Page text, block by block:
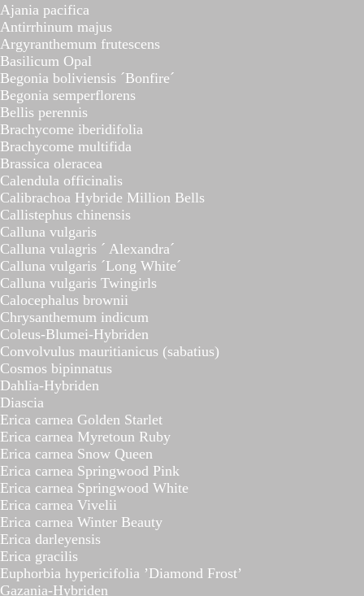
Ajania pacifica
Antirrhinum majus
Argyranthemum frutescens
Basilicum Opal
Begonia boliviensis ´Bonfire´
Begonia semperflorens
Bellis perennis
Brachycome iberidifolia
Brachycome multifida
Brassica oleracea
Calendula officinalis
Calibrachoa Hybride Million Bells
Callistephus chinensis
Calluna vulgaris
Calluna vulagris ´ Alexandra´
Calluna vulgaris ´Long White´
Calluna vulgaris Twingirls
Calocephalus brownii
Chrysanthemum indicum
Coleus-Blumei-Hybriden
Convolvulus mauritianicus (sabatius)
Cosmos bipinnatus
Dahlia-Hybriden
Diascia
Erica carnea Golden Starlet
Erica carnea Myretoun Ruby
Erica carnea Snow Queen
Erica carnea Springwood Pink
Erica carnea Springwood White
Erica carnea Vivelii
Erica carnea Winter Beauty
Erica darleyensis
Erica gracilis
Euphorbia hypericifolia ’Diamond Frost’
Gazania-Hybriden